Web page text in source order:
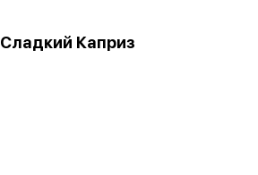
Сладкий Каприз